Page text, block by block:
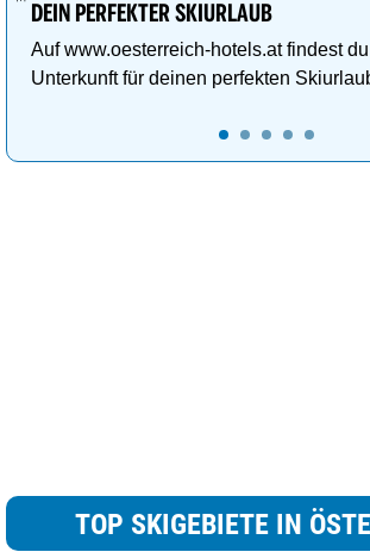
DEIN PERFEKTER SKIURLAUB
Auf www.oesterreich-hotels.at findest
Unterkunft für deinen perfekten
TOP SKIGEBIETE IN